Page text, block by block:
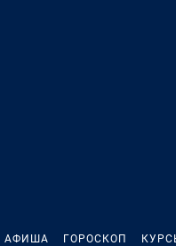
АФИША ГОРОСКОП